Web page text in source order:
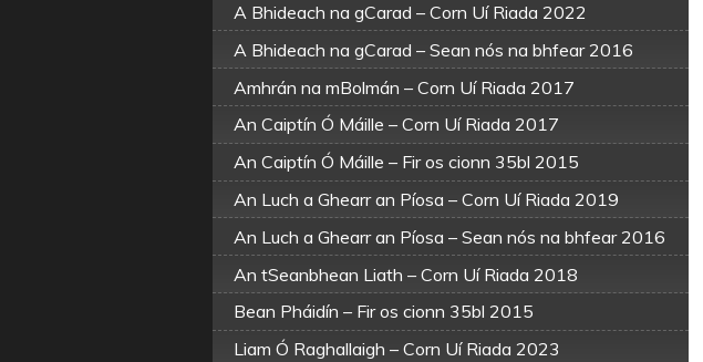
A Bhideach na gCarad – Corn Uí Riada 2022
A Bhideach na gCarad – Sean nós na bhfear 2016
Amhrán na mBolmán – Corn Uí Riada 2017
An Caiptín Ó Máille – Corn Uí Riada 2017
An Caiptín Ó Máille – Fir os cionn 35bl 2015
An Luch a Ghearr an Píosa – Corn Uí Riada 2019
An Luch a Ghearr an Píosa – Sean nós na bhfear 2016
An tSeanbhean Liath – Corn Uí Riada 2018
Bean Pháidín – Fir os cionn 35bl 2015
Liam Ó Raghallaigh – Corn Uí Riada 2023